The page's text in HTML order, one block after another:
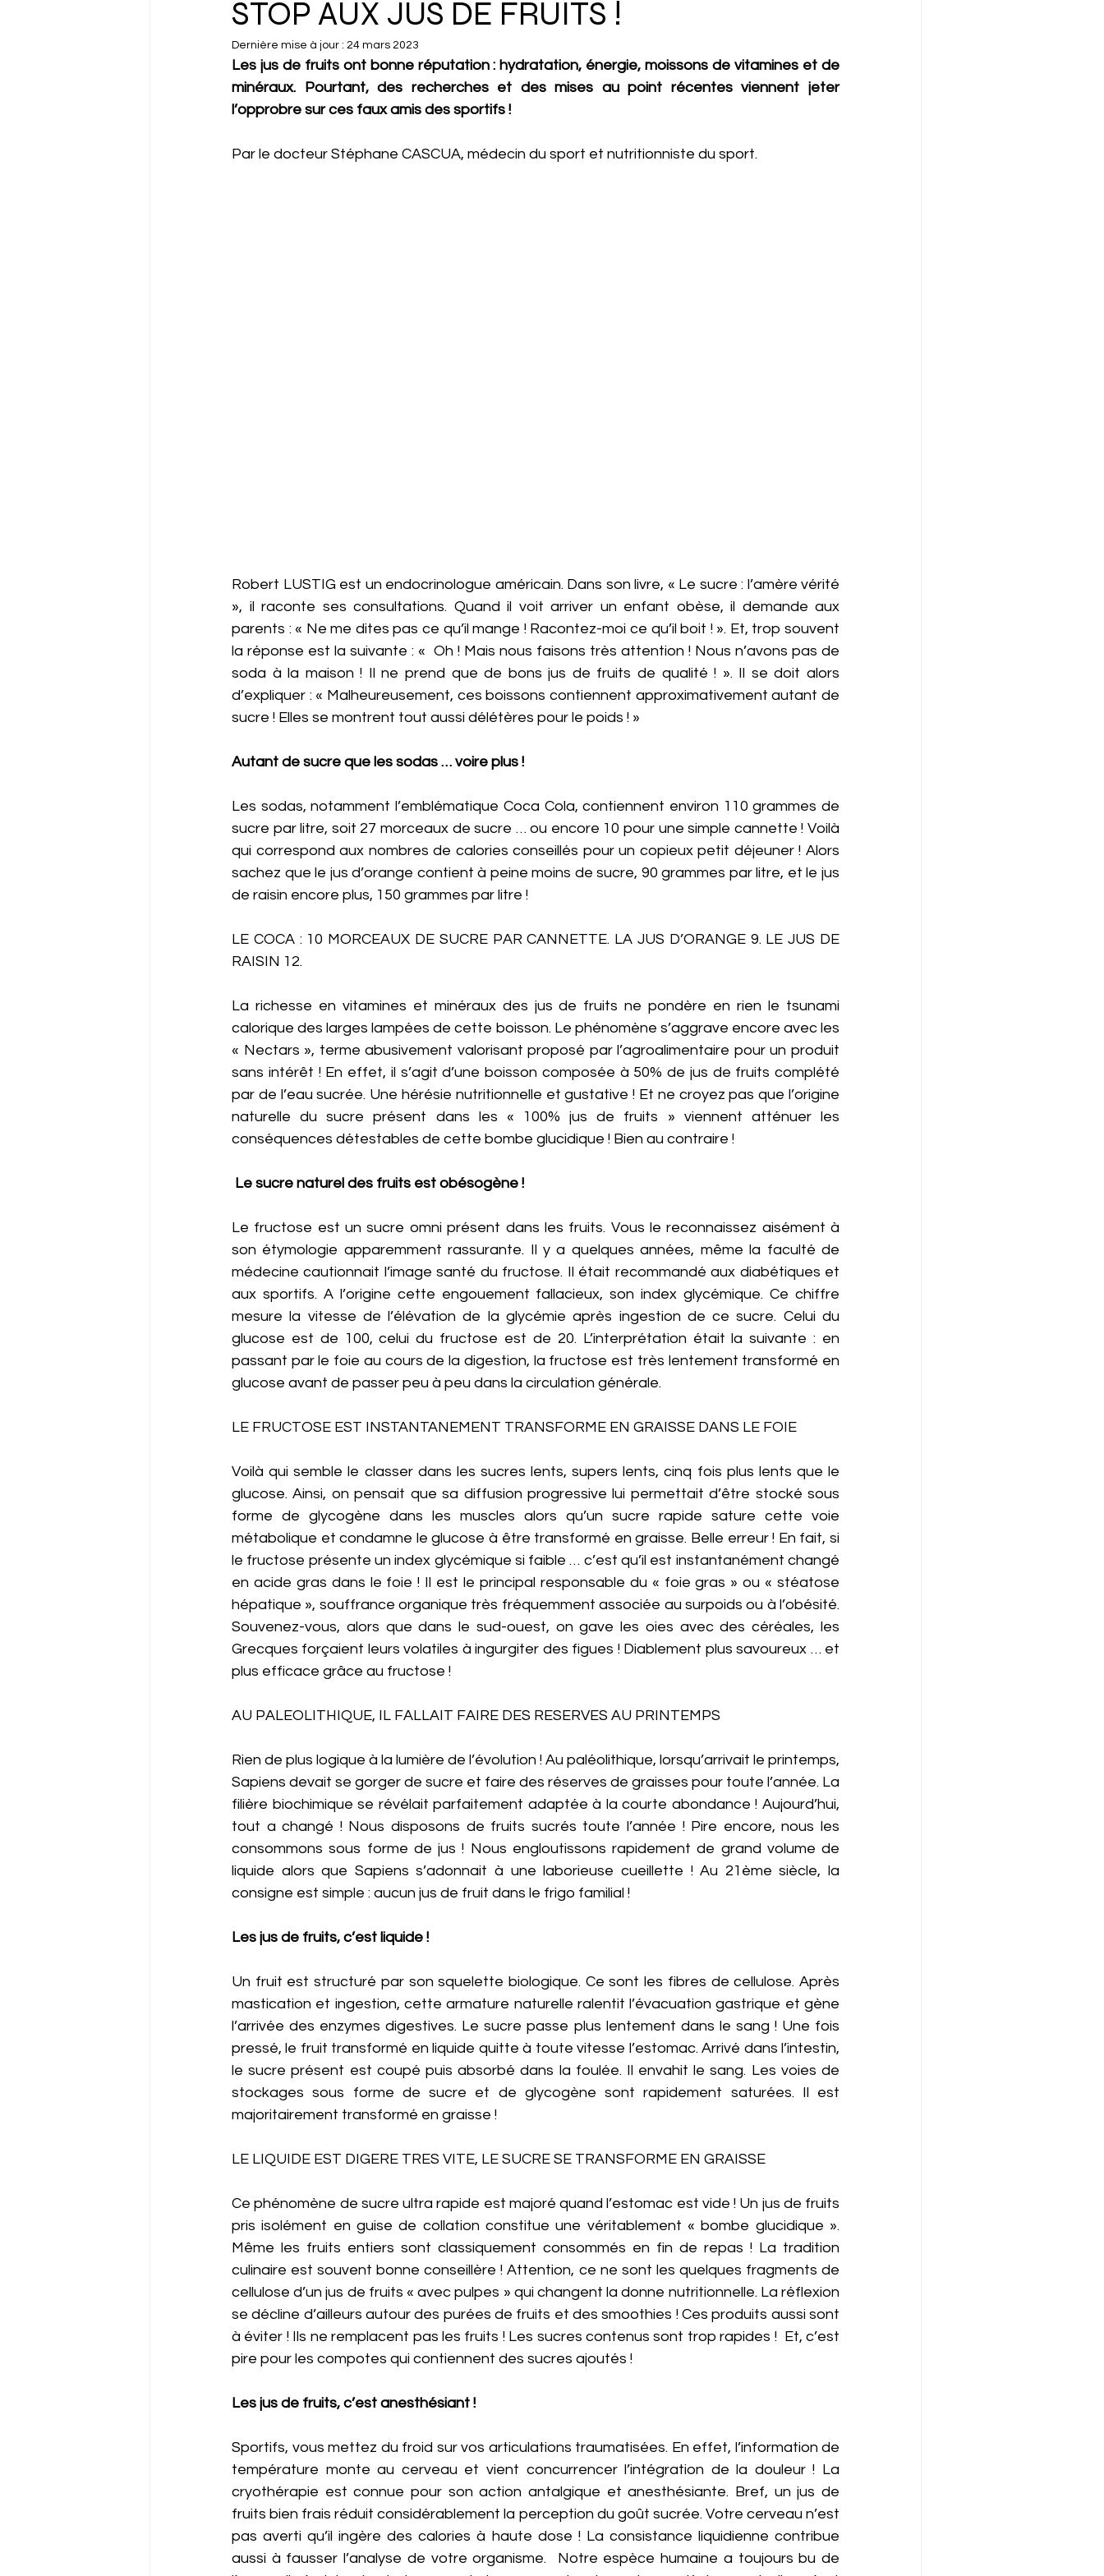
STOP AUX JUS DE FRUITS !
Dernière mise à jour : 24 mars 2023
Les jus de fruits ont bonne réputation : hydratation, énergie, moissons de vitamines et de
minéraux. Pourtant, des recherches et des mises au point récentes viennent jeter
l’opprobre sur ces faux amis des sportifs !
Par le docteur Stéphane CASCUA, médecin du sport et nutritionniste du sport.
Robert LUSTIG est un endocrinologue américain. Dans son livre, « Le sucre : l’amère vérité
», il raconte ses consultations. Quand il voit arriver un enfant obèse, il demande aux
parents : « Ne me dites pas ce qu’il mange ! Racontez-moi ce qu’il boit ! ». Et, trop souvent
la réponse est la suivante : «  Oh ! Mais nous faisons très attention ! Nous n’avons pas de
soda à la maison ! Il ne prend que de bons jus de fruits de qualité ! ». Il se doit alors
d’expliquer : « Malheureusement, ces boissons contiennent approximativement autant de
sucre ! Elles se montrent tout aussi délétères pour le poids ! »
Autant de sucre que les sodas … voire plus !
Les sodas, notamment l’emblématique Coca Cola, contiennent environ 110 grammes de
sucre par litre, soit 27 morceaux de sucre … ou encore 10 pour une simple cannette ! Voilà
qui correspond aux nombres de calories conseillés pour un copieux petit déjeuner ! Alors
sachez que le jus d’orange contient à peine moins de sucre, 90 grammes par litre, et le jus
de raisin encore plus, 150 grammes par litre !
LE COCA : 10 MORCEAUX DE SUCRE PAR CANNETTE. LA JUS D’ORANGE 9. LE JUS DE
RAISIN 12.
La richesse en vitamines et minéraux des jus de fruits ne pondère en rien le tsunami
calorique des larges lampées de cette boisson. Le phénomène s’aggrave encore avec les
« Nectars », terme abusivement valorisant proposé par l’agroalimentaire pour un produit
sans intérêt ! En effet, il s’agit d’une boisson composée à 50% de jus de fruits complété
par de l’eau sucrée. Une hérésie nutritionnelle et gustative ! Et ne croyez pas que l’origine
naturelle du sucre présent dans les « 100% jus de fruits » viennent atténuer les
conséquences détestables de cette bombe glucidique ! Bien au contraire !
Le sucre naturel des fruits est obésogène !
Le fructose est un sucre omni présent dans les fruits. Vous le reconnaissez aisément à
son étymologie apparemment rassurante. Il y a quelques années, même la faculté de
médecine cautionnait l’image santé du fructose. Il était recommandé aux diabétiques et
aux sportifs. A l’origine cette engouement fallacieux, son index glycémique. Ce chiffre
mesure la vitesse de l’élévation de la glycémie après ingestion de ce sucre. Celui du
glucose est de 100, celui du fructose est de 20. L’interprétation était la suivante : en
passant par le foie au cours de la digestion, la fructose est très lentement transformé en
glucose avant de passer peu à peu dans la circulation générale.
LE FRUCTOSE EST INSTANTANEMENT TRANSFORME EN GRAISSE DANS LE FOIE
Voilà qui semble le classer dans les sucres lents, supers lents, cinq fois plus lents que le
glucose. Ainsi, on pensait que sa diffusion progressive lui permettait d’être stocké sous
forme de glycogène dans les muscles alors qu’un sucre rapide sature cette voie
métabolique et condamne le glucose à être transformé en graisse. Belle erreur ! En fait, si
le fructose présente un index glycémique si faible … c’est qu’il est instantanément changé
en acide gras dans le foie ! Il est le principal responsable du « foie gras » ou « stéatose
hépatique », souffrance organique très fréquemment associée au surpoids ou à l’obésité.
Souvenez-vous, alors que dans le sud-ouest, on gave les oies avec des céréales, les
Grecques forçaient leurs volatiles à ingurgiter des figues ! Diablement plus savoureux … et
plus efficace grâce au fructose !
AU PALEOLITHIQUE, IL FALLAIT FAIRE DES RESERVES AU PRINTEMPS
Rien de plus logique à la lumière de l’évolution ! Au paléolithique, lorsqu’arrivait le printemps,
Sapiens devait se gorger de sucre et faire des réserves de graisses pour toute l’année. La
filière biochimique se révélait parfaitement adaptée à la courte abondance ! Aujourd’hui,
tout a changé ! Nous disposons de fruits sucrés toute l’année ! Pire encore, nous les
consommons sous forme de jus ! Nous engloutissons rapidement de grand volume de
liquide alors que Sapiens s’adonnait à une laborieuse cueillette ! Au 21ème siècle, la
consigne est simple : aucun jus de fruit dans le frigo familial !
Les jus de fruits, c’est liquide !
Un fruit est structuré par son squelette biologique. Ce sont les fibres de cellulose. Après
mastication et ingestion, cette armature naturelle ralentit l’évacuation gastrique et gène
l’arrivée des enzymes digestives. Le sucre passe plus lentement dans le sang ! Une fois
pressé, le fruit transformé en liquide quitte à toute vitesse l’estomac. Arrivé dans l’intestin,
le sucre présent est coupé puis absorbé dans la foulée. Il envahit le sang. Les voies de
stockages sous forme de sucre et de glycogène sont rapidement saturées. Il est
majoritairement transformé en graisse !
LE LIQUIDE EST DIGERE TRES VITE, LE SUCRE SE TRANSFORME EN GRAISSE
Ce phénomène de sucre ultra rapide est majoré quand l’estomac est vide ! Un jus de fruits
pris isolément en guise de collation constitue une véritablement « bombe glucidique ».
Même les fruits entiers sont classiquement consommés en fin de repas ! La tradition
culinaire est souvent bonne conseillère ! Attention, ce ne sont les quelques fragments de
cellulose d’un jus de fruits « avec pulpes » qui changent la donne nutritionnelle. La réflexion
se décline d’ailleurs autour des purées de fruits et des smoothies ! Ces produits aussi sont
à éviter ! Ils ne remplacent pas les fruits ! Les sucres contenus sont trop rapides !  Et, c’est
pire pour les compotes qui contiennent des sucres ajoutés !
Les jus de fruits, c’est anesthésiant !
Sportifs, vous mettez du froid sur vos articulations traumatisées. En effet, l’information de
température monte au cerveau et vient concurrencer l’intégration de la douleur ! La
cryothérapie est connue pour son action antalgique et anesthésiante. Bref, un jus de
fruits bien frais réduit considérablement la perception du goût sucrée. Votre cerveau n’est
pas averti qu’il ingère des calories à haute dose ! La consistance liquidienne contribue
aussi à fausser l’analyse de votre organisme.  Notre espèce humaine a toujours bu de